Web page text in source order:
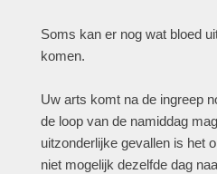
Soms kan er nog wat bloed
komen.
Uw arts komt na de ingreep
de loop van de namiddag
uitzonderlijke gevallen is het
niet mogelijk dezelfde dag